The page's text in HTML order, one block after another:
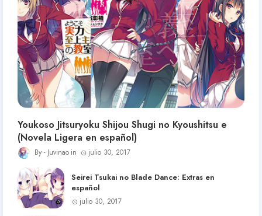
Youkoso Jitsuryoku Shijou Shugi no Kyoushitsu e
(Novela Ligera en español)
Juvinao julio 30, 2017
Seirei Tsukai no Blade Dance: Extras en
español
julio 30, 2017